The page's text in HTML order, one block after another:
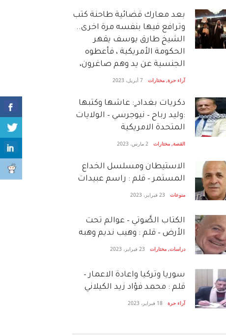
بعد معارك قضائية طاحنة كتب
وترافع فيها بنفسه مرة اخرى..
الشيخ طارق يوسف يقهر
الحكومة الأمريكية ، فأعطوه
الجنسية عن يد وهم صاغرون،
آراء حرة, مختارات 7 أبريل، 2023
دكريات بغداد ٍ: عاشها وكتبها
:وليد رباح – نيوجرسي – الولايات
المتحدة الامريكية
القصة, مختارات 2 مارس، 2023
الاستيطان ومسلسل الخداع
المستمر – قلم : راسم عبيدات
منوعات 23 فبراير، 2023
الكتاب الصَّوتي – عوالم تحت
الأرض – قلم : وهيب نديم وهبه
دراسات, مختارات 23 فبراير، 2023
سوريا وتركيا واعادة الاعمار –
قلم : محمد فؤاد زيد الكيلاني
آراء حرة 18 فبراير، 2023